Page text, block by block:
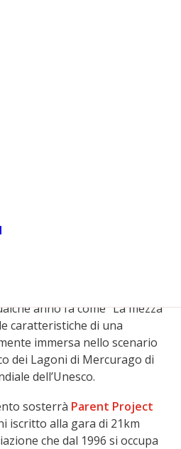
podistica sosterrà anche
sulla distrofia muscolare di
“F.Martini”
– Dormelletto (NO)
con partenza da
anno fa come “La mezza
caratteristiche di una
immersa nello scenario
dei Lagoni di Mercurago di
dell’Unesco.
sosterrà Parent Project
iscritto alla gara di 21km
che dal 1996 si occupa